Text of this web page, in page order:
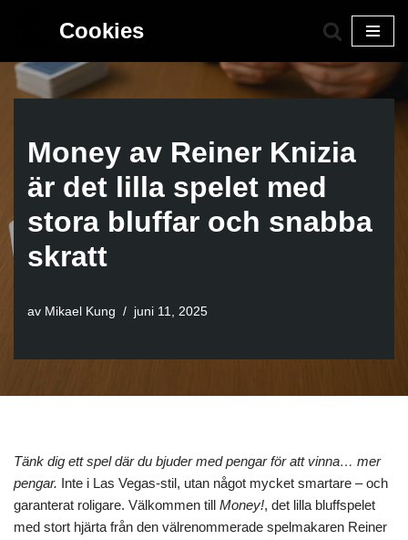
till
innehåll
Cookies
Money av Reiner Knizia
är det lilla spelet med
stora bluffar och snabba
skratt
av Mikael Kung juni 11, 2025
Tänk dig ett spel där du bjuder med pengar för att vinna… mer
pengar. Inte i Las Vegas-stil, utan något mycket smartare – och
garanterat roligare. Välkommen till Money!, det lilla bluffspelet
med stort hjärta från den välrenommerade spelmakaren Reiner